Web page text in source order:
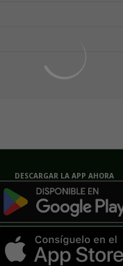
DESCARGAR LA APP AHORA